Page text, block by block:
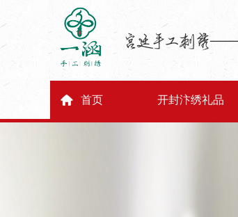
首页 开封汴绣礼品